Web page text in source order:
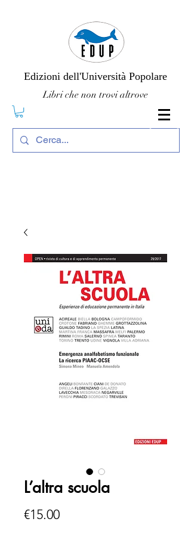
Edizioni dell'Università Popolare
Libri che non trovi altrove
L’altra scuola
€15.00Price